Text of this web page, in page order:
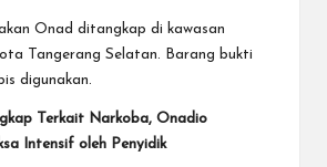
Onad ditangkap di kawasan
Tangerang Selatan. Barang bukti
digunakan.
Terkait Narkoba, Onadio
Intensif oleh Penyidik